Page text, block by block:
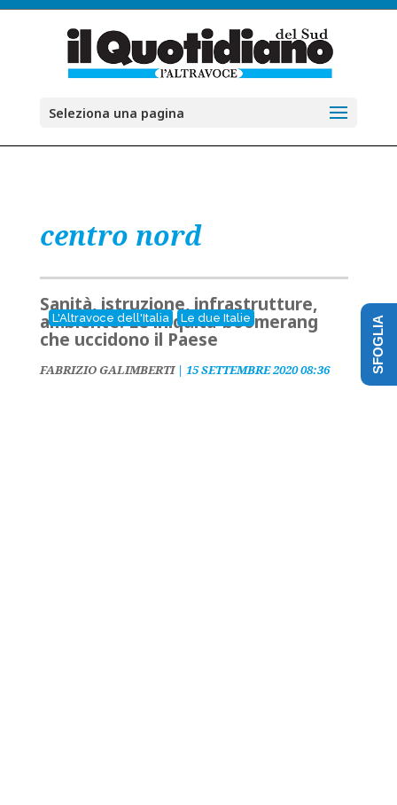
Seleziona una pagina
centro nord
L'Altravoce dell'Italia Le due Italie
Sanità, istruzione, infrastrutture,
ambiente. Le iniquità-boomerang
che uccidono il Paese
FABRIZIO GALIMBERTI| 15 SETTEMBRE 2020 08:36 SFOGLIA